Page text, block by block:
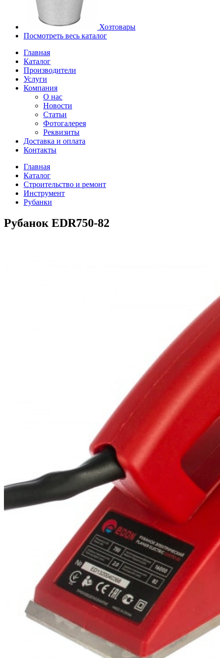
Хозтовары
Посмотреть весь каталог
Главная
Каталог
Производители
Услуги
Компания
О нас
Новости
Статьи
Фотогалерея
Реквизиты
Доставка и оплата
Контакты
Главная
Каталог
Строительство и ремонт
Инструмент
Рубанки
Рубанок EDR750-82